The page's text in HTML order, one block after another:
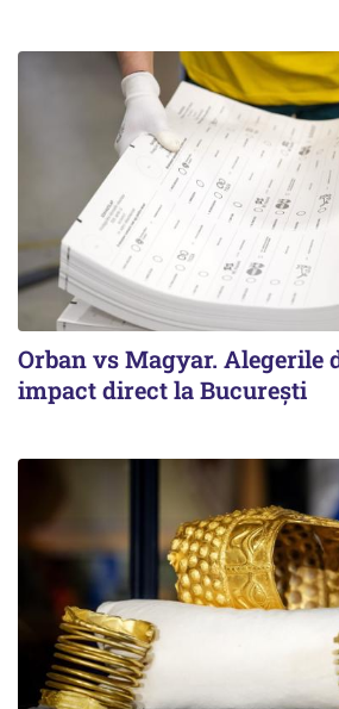
Orban vs Magyar. Alegerile
impact direct la Bucureşti